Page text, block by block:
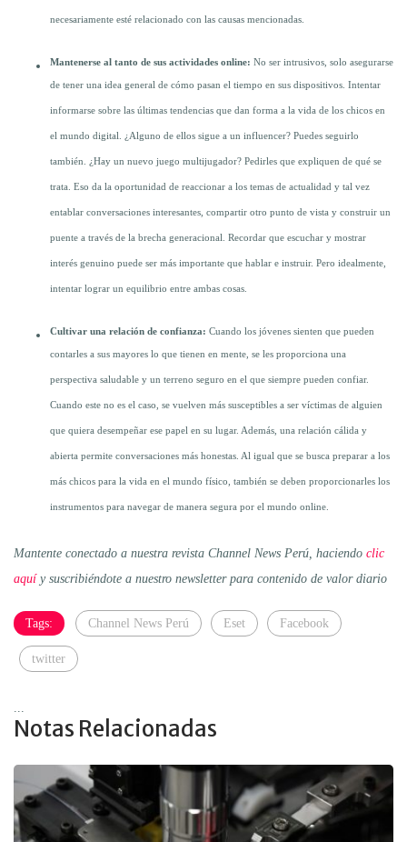
necesariamente esté relacionado con las causas mencionadas.
Mantenerse al tanto de sus actividades online: No ser intrusivos, solo asegurarse
de tener una idea general de cómo pasan el tiempo en sus dispositivos. Intentar
informarse sobre las últimas tendencias que dan forma a la vida de los chicos en
el mundo digital. ¿Alguno de ellos sigue a un influencer? Puedes seguirlo
también. ¿Hay un nuevo juego multijugador? Pedirles que expliquen de qué se
trata. Eso da la oportunidad de reaccionar a los temas de actualidad y tal vez
entablar conversaciones interesantes, compartir otro punto de vista y construir un
puente a través de la brecha generacional. Recordar que escuchar y mostrar
interés genuino puede ser más importante que hablar e instruir. Pero idealmente,
intentar lograr un equilibrio entre ambas cosas.
Cultivar una relación de confianza: Cuando los jóvenes sienten que pueden
contarles a sus mayores lo que tienen en mente, se les proporciona una
perspectiva saludable y un terreno seguro en el que siempre pueden confiar.
Cuando este no es el caso, se vuelven más susceptibles a ser víctimas de alguien
que quiera desempeñar ese papel en su lugar. Además, una relación cálida y
abierta permite conversaciones más honestas. Al igual que se busca preparar a los
más chicos para la vida en el mundo físico, también se deben proporcionarles los
instrumentos para navegar de manera segura por el mundo online.
Mantente conectado a nuestra revista Channel News Perú, haciendo clic
aquíy suscribiéndote a nuestro newsletter para contenido de valor diario
Tags: Channel News Perú Eset Facebook
twitter
Notas Relacionadas